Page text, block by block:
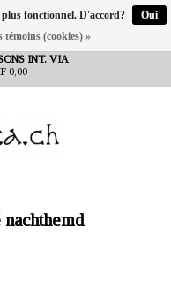
INT. VIA
0,00
plus fonctionnel. D'accord?
Oui
(cookies) »